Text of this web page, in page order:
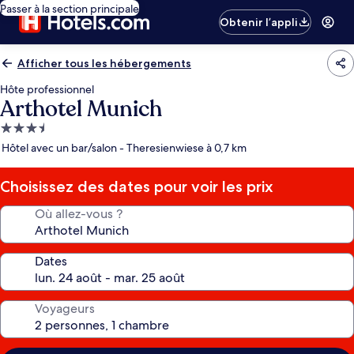
Passer à la section principale
Obtenir l’appli
Afficher tous les hébergements
Hôte professionnel
Arthotel Munich
Hébergement
3.5 étoiles
Hôtel avec un bar/salon - Theresienwiese à 0,7 km
Choisissez des dates pour voir les prix
Où allez-vous ?
Dates
Voyageurs